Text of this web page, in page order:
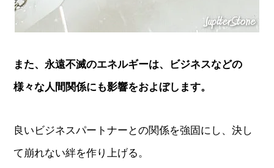
また、永遠不滅のエネルギーは、ビジネスなどの
様々な人間関係にも影響をおよぼします。
良いビジネスパートナーとの関係を強固にし、決し
て崩れない絆を作り上げる。